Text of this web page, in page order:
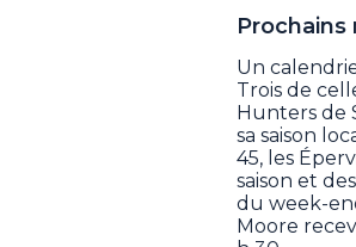
Un
Trois de
Hunters de
sa saison
45, les
saison et
du week-
Moore